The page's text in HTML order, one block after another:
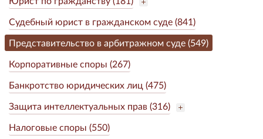
Судебный юрист в гражданском суде (841)
Представительство в арбитражном суде (549)
Корпоративные споры (267)
Банкротство юридических лиц (475)
Защита интеллектуальных прав (316)
Налоговые споры (550)